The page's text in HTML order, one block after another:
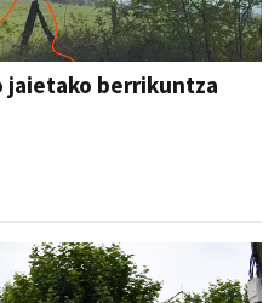
jaietako berrikuntza